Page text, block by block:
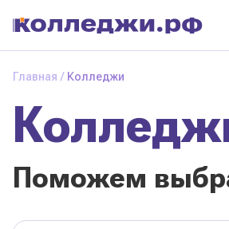
Главная Колледжи
Поможем
Колледжии
техникумы
Поможем
правильный
колледж